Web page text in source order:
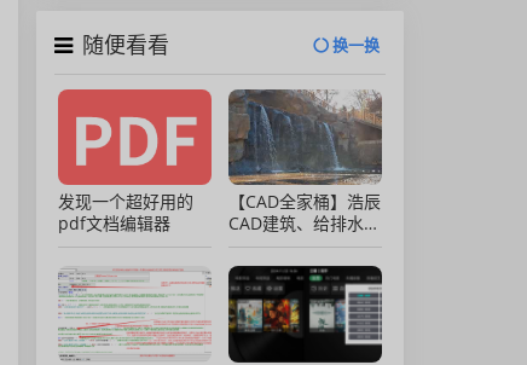
随便看看 换一换
发现一个超好用的
pdf文档编辑器
【CAD全家桶】浩辰
CAD建筑、给排水、
暖通、电气、电力软
件 安装包中文版，
亲测可用！